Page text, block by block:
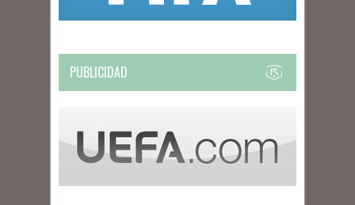
PUBLICIDAD